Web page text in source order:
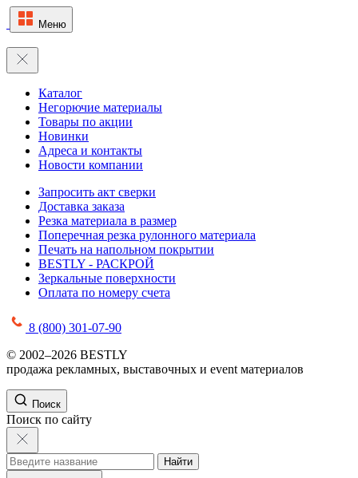
Меню
Каталог
Негорючие материалы
Товары по акции
Новинки
Адреса и контакты
Новости компании
Запросить акт сверки
Доставка заказа
Резка материала в размер
Поперечная резка рулонного материала
Печать на напольном покрытии
BESTLY - РАСКРОЙ
Зеркальные поверхности
Оплата по номеру счета
8 (800) 301-07-90
© 2002–2026 BESTLY
продажа рекламных, выставочных и event материалов
Поиск
Поиск по сайту
Найти